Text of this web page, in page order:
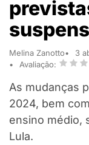
Melina Zanotto 3
Avaliação:
As mudanças
2024, bem
ensino médio,
Lula.